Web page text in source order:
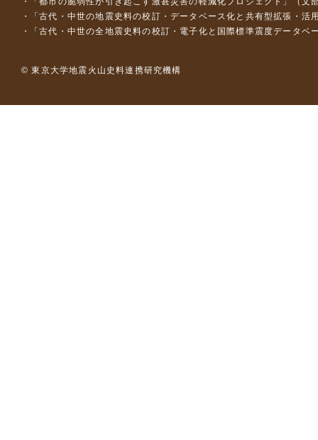
「古代・中世の地震史料の校訂・データベース化と共有型拡張・
「古代・中世の全地震史料の校訂・電子化と国際標準震度データ
© 東京大学地震火山史料連携研究機構